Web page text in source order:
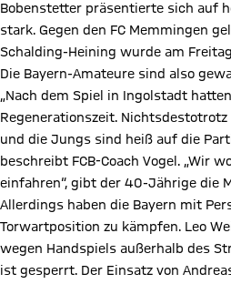
Bobenstetter präsentierte sich auf
stark. Gegen den FC Memmingen
Schalding-Heining wurde am
Die Bayern-Amateure sind also
„Nach dem Spiel in Ingolstadt
Regenerationszeit.
und die Jungs sind heiß auf die
beschreibt FCB-Coach Vogel. „Wir
einfahren“, gibt der 40-Jährige die
Allerdings haben die Bayern mit
Torwartposition zu kämpfen. Leo
wegen Handspiels außerhalb des
ist gesperrt. Der Einsatz von